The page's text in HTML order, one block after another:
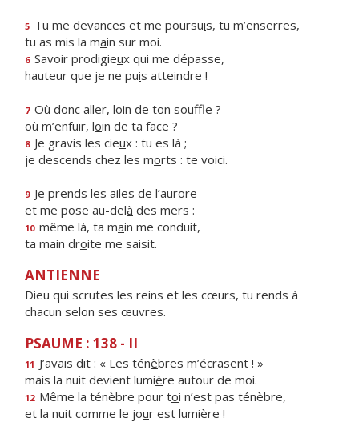
5 Tu me devances et me poursuis, tu m’enserres,
tu as mis la main sur moi.
6 Savoir prodigieux qui me dépasse,
hauteur que je ne puis atteindre !
7 Où donc aller, loin de ton souffle ?
où m’enfuir, loin de ta face ?
8 Je gravis les cieux : tu es là ;
je descends chez les morts : te voici.
9 Je prends les ailes de l’aurore
et me pose au-delà des mers :
10 même là, ta main me conduit,
ta main droite me saisit.
ANTIENNE
Dieu qui scrutes les reins et les cœurs, tu rends à
chacun selon ses œuvres.
PSAUME : 138 - II
11 J’avais dit : « Les ténèbres m’écrasent ! »
mais la nuit devient lumière autour de moi.
12 Même la ténèbre pour toi n’est pas ténèbre,
et la nuit comme le jour est lumière !